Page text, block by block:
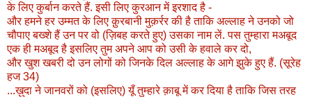
के लिए कुर्बान करते हैं. इसी लिए कुरआन में इरशाद है -
और हमने हर उम्मत के लिए क़ुरबानी मुक़र्रर की है ताकि अल्लाह ने उनको जो
चौपाए बख्शे हैं उन पर वो (ज़िबह करते हुए) उसका नाम लें. पस तुम्हारा मअबूद
एक ही मअबूद है इसलिए तुम अपने आप को उसी के हवाले कर दो,
और खुश खबरी दो उन लोगों को जिनके दिल अल्लाह के आगे झुके हुए हैं. (सूरेह
हज 34)
...ख़ुदा ने जानवरों को (इसलिए) यूँ तुम्हारे क़ाबू में कर दिया है ताकि जिस तरह